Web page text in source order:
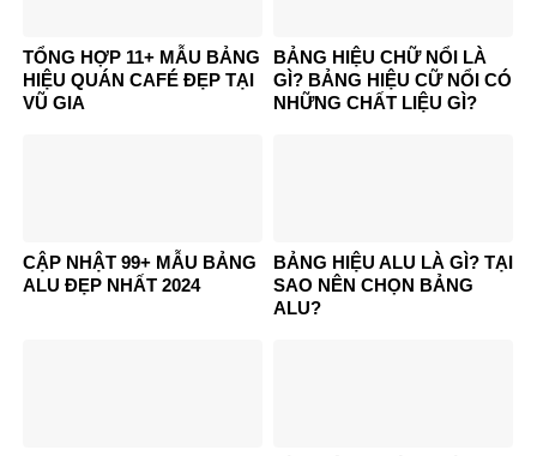
TỔNG HỢP 11+ MẪU BẢNG
HIỆU QUÁN CAFÉ ĐẸP TẠI
VŨ GIA
BẢNG HIỆU CHỮ NỔI LÀ
GÌ? BẢNG HIỆU CỮ NỔI CÓ
NHỮNG CHẤT LIỆU GÌ?
CẬP NHẬT 99+ MẪU BẢNG
ALU ĐẸP NHẤT 2024
BẢNG HIỆU ALU LÀ GÌ? TẠI
SAO NÊN CHỌN BẢNG
ALU?